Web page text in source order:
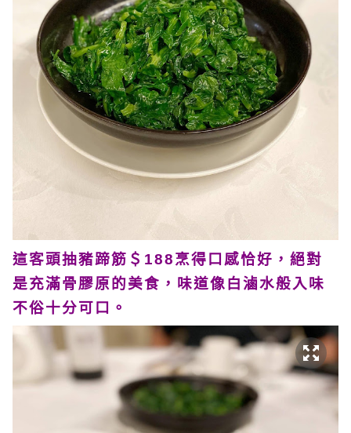
這客頭抽豬蹄筋＄188烹得口感恰好，絕對
是充滿骨膠原的美食，味道像白滷水般入味
不俗十分可口。